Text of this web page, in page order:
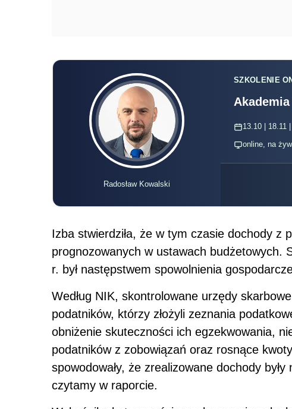
Radosław Kowalski
SZKOLENIE
13.10 | 18.11
online, na
Izba stwierdziła, że w tym czasie dochody z
prognozowanych w ustawach budżetowych.
r. był następstwem spowolnienia
Według NIK, skontrolowane urzędy
podatników, którzy złożyli zeznania
obniżenie skuteczności ich egzekwowania,
podatników z zobowiązań oraz rosnące
spowodowały, że zrealizowane dochody
czytamy w raporcie.